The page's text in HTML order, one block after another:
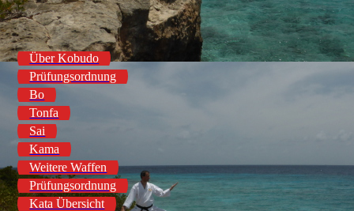
Über Kobudo
Prüfungsordnung
Bo
Tonfa
Sai
Kama
Weitere Waffen
Prüfungsordnung
Kata Übersicht